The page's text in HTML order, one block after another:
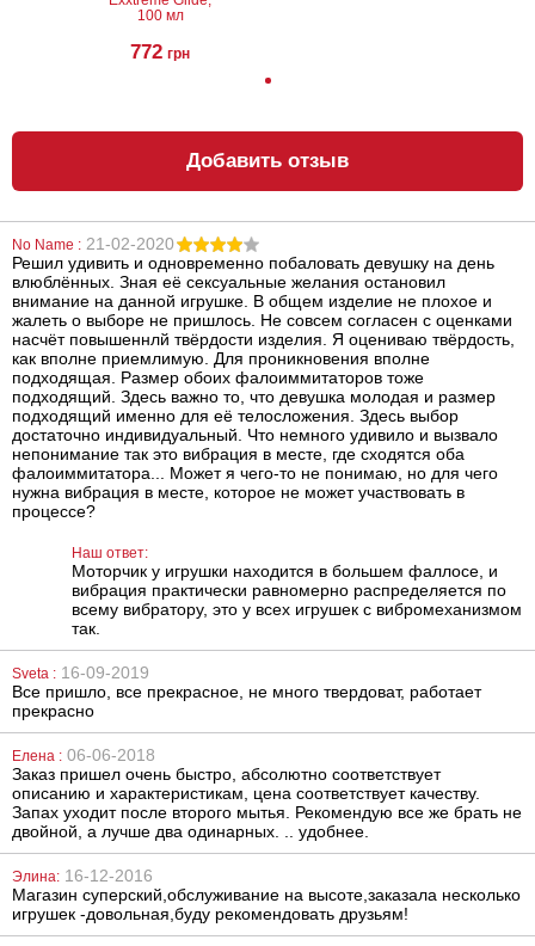
Вакуумная
помпа для
2082 грн
Анальный
лубрикант
100 мл
772 грн
Клиторальный
вибратор Scala
Vibrating Clit
1051
Надувной
анальный
вибромассажер
Вибратор Seven
Creations Jelly с
активным
рельефом
1179 грн
фаллоимитатор
You2Toys World
of Dongs
1590 грн
100 мл
772 грн
Добавить отзыв
No Name : 21-02-2020
Решил удивить и одновременно побаловать девушку на день
влюблённых. Зная её сексуальные желания остановил
внимание на данной игрушке. В общем изделие не плохое и
жалеть о выборе не пришлось. Не совсем согласен с оценками
насчёт повышеннлй твёрдости изделия. Я оцениваю твёрдость,
как вполне приемлимую. Для проникновения вполне
подходящая. Размер обоих фалоиммитаторов тоже
подходящий. Здесь важно то, что девушка молодая и размер
подходящий именно для её телосложения. Здесь выбор
достаточно индивидуальный. Что немного удивило и вызвало
непонимание так это вибрация в месте, где сходятся оба
фалоиммитатора... Может я чего-то не понимаю, но для чего
нужна вибрация в месте, которое не может участвовать в
процессе?
Наш ответ:
Моторчик у игрушки находится в большем фаллосе, и
вибрация практически равномерно распределяется по
всему вибратору, это у всех игрушек с вибромеханизмом
так.
Sveta : 16-09-2019
Все пришло, все прекрасное, не много твердоват, работает
прекрасно
Елена : 06-06-2018
Заказ пришел очень быстро, абсолютно соответствует
описанию и характеристикам, цена соответствует качеству.
Запах уходит после второго мытья. Рекомендую все же брать не
двойной, а лучше два одинарных. .. удобнее.
Элина: 16-12-2016
Магазин суперский,обслуживание на высоте,заказала несколько
игрушек -довольная,буду рекомендовать друзьям!